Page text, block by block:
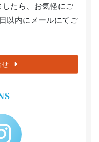
たら、お気軽にご
以内にメールにてご
せ